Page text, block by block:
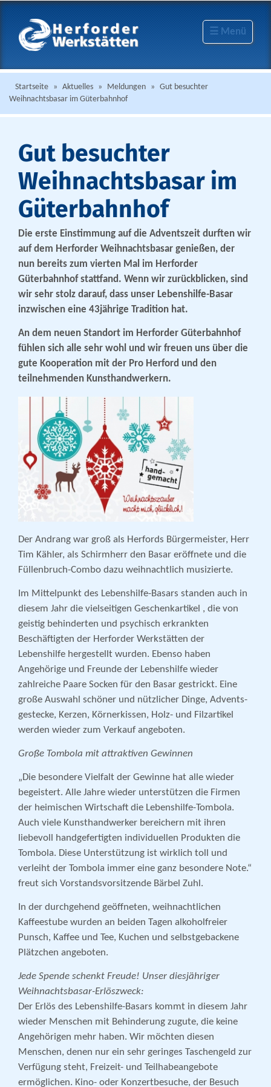
☰ Menü
Startseite » Aktuelles » Meldungen »
Gut besuchter
Weihnachtsbasar im Güterbahnhof
Gut besuchter
Weihnachtsbasar im
Güterbahnhof
Die erste Einstimmung auf die Adventszeit durften wir
auf dem Herforder Weihnachtsbasar genießen, der
nun bereits zum vierten Mal im Herforder
Güterbahnhof stattfand. Wenn wir zurückblicken, sind
wir sehr stolz darauf, dass unser Lebenshilfe-Basar
inzwischen eine 43jährige Tradition hat.
An dem neuen Standort im Herforder Güterbahnhof
fühlen sich alle sehr wohl und wir freuen uns über die
gute Kooperation mit der Pro Herford und den
teilnehmenden Kunsthandwerkern.
Der Andrang war groß als Herfords Bürgermeister, Herr
Tim Kähler, als Schirmherr den Basar eröffnete und die
Füllenbruch-Combo dazu weih­nachtlich musizierte.
Im Mittelpunkt des Lebenshilfe-Basars standen auch in
diesem Jahr die vielseitigen Geschenkartikel , die von
geistig behinderten und psychisch erkrankten
Beschäftigten der Herforder Werkstätten der
Lebenshilfe hergestellt wurden. Ebenso haben
Angehörige und Freunde der Lebenshilfe wieder
zahlreiche Paare Socken für den Basar gestrickt. Eine
große Auswahl schöner und nützlicher Dinge, Advents­
gestecke, Kerzen, Körnerkissen, Holz- und Filzartikel
werden wieder zum Verkauf angeboten.
Große Tombola mit attraktiven Gewinnen
„Die besondere Vielfalt der Gewinne hat alle wieder
begeistert. Alle Jahre wieder unterstützen die Firmen
der heimischen Wirtschaft die Lebenshilfe-Tombola.
Auch viele Kunsthandwerker bereichern mit ihren
liebevoll handgefertigten individuellen Produkten die
Tombola. Diese Unterstützung ist wirklich toll und
verleiht der Tombola immer eine ganz besondere Note.“
freut sich Vorstandsvorsitzende Bärbel Zuhl.
In der durchgehend geöffneten, weihnachtlichen
Kaffeestube wurden an beiden Tagen alkoholfreier
Punsch, Kaffee und Tee, Kuchen und selbstgebackene
Plätzchen angeboten.
Jede Spende schenkt Freude! Unser diesjähriger
Weihnachtsbasar-Erlöszweck:
Der Erlös des Lebenshilfe-Basars kommt in diesem Jahr
wieder Menschen mit Behinderung zugute, die keine
Angehörigen mehr haben. Wir möchten diesen
Menschen, denen nur ein sehr geringes Taschengeld zur
Verfügung steht, Freizeit- und Teilhabe­an­gebote
ermöglichen. Kino- oder Konzert­besuche, der Besuch